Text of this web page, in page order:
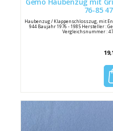
Haubenzug / Klappenschlosszug, mit
944 Baujahr 1976 - 1985 Hersteller :
Vergleichsnummer :